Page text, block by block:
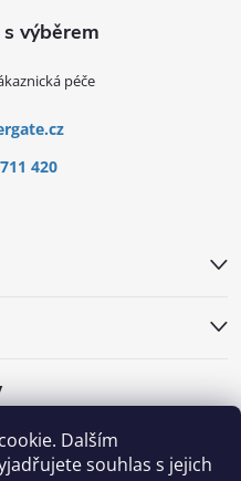
Dalším
souhlas s jejich
420